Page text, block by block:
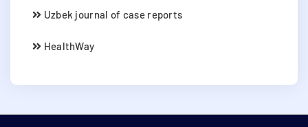
Uzbek journal of case reports
HealthWay